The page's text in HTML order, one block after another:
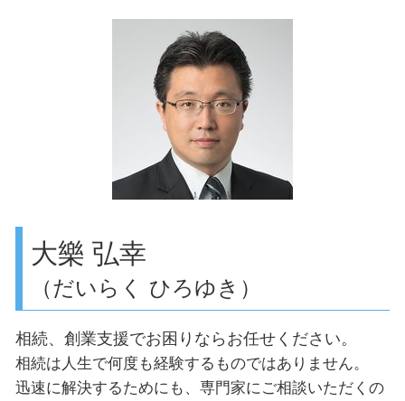
相続税 払えない
会計ソフト導入 補助金
渋谷区 決算申告
品川区 資金繰り対策
相続税申告 渋谷区
世田谷区 確定申告
品川区 助成金申請
目黒区 事業計画の作成
法人の設立 渋谷区
大樂 弘幸
（だいらく ひろゆき）
相続、創業支援でお困りならお任せください。
相続は人生で何度も経験するものではありません。
迅速に解決するためにも、専門家にご相談いただくの